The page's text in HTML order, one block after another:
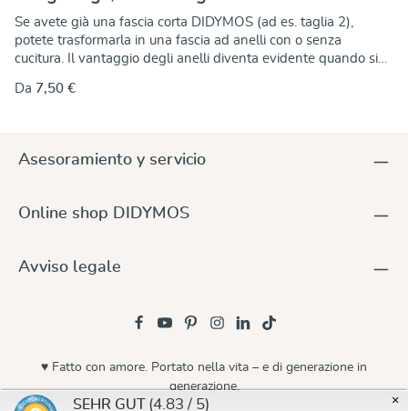
Se avete già una fascia corta DIDYMOS (ad es. taglia 2),
potete trasformarla in una fascia ad anelli con o senza
cucitura. Il vantaggio degli anelli diventa evidente quando si
l'estremità libera. Gli anelli bloccano saldamente il tessuto. Le
soffre di allergie. Piccole irregolarità nell'aspetto sono dovute
disponibili in un'ampia varietà di colori per abbinarsi a qualsiasi
fascia DIDYMOS. Dimensioni (diametro): 63,5 mm (nuovo!) 75
Da 7,50 €
Asesoramiento y servicio
Online shop DIDYMOS
Avviso legale
♥ Fatto con amore. Portato nella vita – e di generazione in
generazione.
×
SEHR GUT (4.83 / 5)